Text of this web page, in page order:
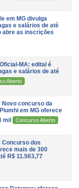
em MG divulga
e salários de até
abre as inscrições
MA: edital é
e salários de até
Aberto
Novo concurso da
em MG oferece
mil
Concurso Aberto
Concurso dos
mais de 300
R$ 11.563,77